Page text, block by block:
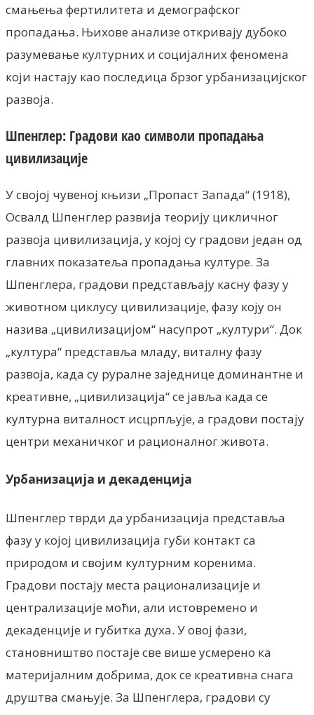
смањења фертилитета и демографског
пропадања. Њихове анализе откривају дубоко
разумевање културних и социјалних феномена
који настају као последица брзог урбанизацијског
развоја.
Шпенглер: Градови као символи пропадања
цивилизације
У својој чувеној књизи „Пропаст Запада“ (1918),
Освалд Шпенглер развија теорију цикличног
развоја цивилизација, у којој су градови један од
главних показатеља пропадања културе. За
Шпенглера, градови представљају касну фазу у
животном циклусу цивилизације, фазу коју он
назива „цивилизацијом“ насупрот „култури“. Док
„култура“ представља младу, виталну фазу
развоја, када су руралне заједнице доминантне и
креативне, „цивилизација“ се јавља када се
културна виталност исцрпљује, а градови постају
центри механичког и рационалног живота.
Урбанизација и декаденција
Шпенглер тврди да урбанизација представља
фазу у којој цивилизација губи контакт са
природом и својим културним коренима.
Градови постају места рационализације и
централизације моћи, али истовремено и
декаденције и губитка духа. У овој фази,
становништво постаје све више усмерено ка
материјалним добрима, док се креативна снага
друштва смањује. За Шпенглера, градови су